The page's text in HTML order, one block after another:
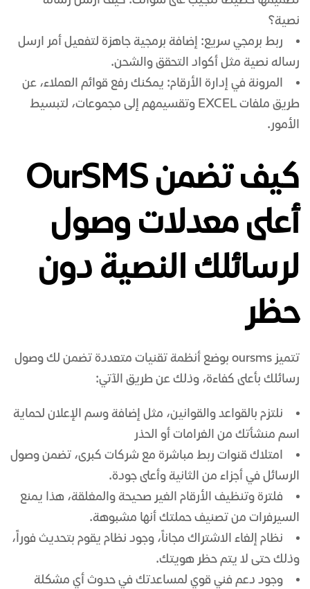
نصية؟
ربط برمجي سريع: إضافة برمجية جاهزة لتفعيل أمر ارسل
رساله نصية مثل أكواد التحقق والشحن.
المرونة في إدارة الأرقام: يمكنك رفع قوائم العملاء، عن
طريق ملفات EXCEL وتقسيمهم إلى مجموعات، لتبسيط
الأمور.
كيف تضمن OurSMS
أعلى معدلات وصول
لرسائلك النصية دون
حظر
تتميز oursms بوضع أنظمة تقنيات متعددة تضمن لك وصول
رسائلك بأعلى كفاءة، وذلك عن طريق الآتي:
نلتزم بالقواعد والقوانين، مثل إضافة وسم الإعلان لحماية
اسم منشأتك من الغرامات أو الحذر
امتلاك قنوات ربط مباشرة مع شركات كبرى، تضمن وصول
الرسائل في أجزاء من الثانية وأعلى جودة.
فلترة وتنظيف الأرقام الغير صحيحة والمغلقة، هذا يمنع
السيرفرات من تصنيف حملتك أنها مشبوهة.
نظام إلغاء الاشتراك مجاناً، وجود نظام يقوم بتحديث فوراً،
وذلك حتى لا يتم حظر هويتك.
وجود دعم فني قوي لمساعدتك في حدوث أي مشكلة